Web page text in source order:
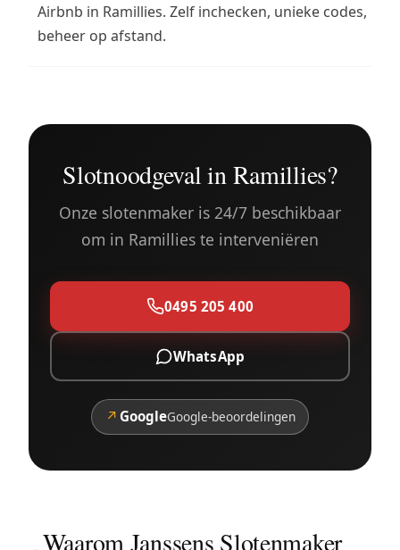
Airbnb in Ramillies. Zelf inchecken, unieke codes,
beheer op afstand.
Slotnoodgeval in Ramillies?
Onze slotenmaker is 24/7 beschikbaar
om in Ramillies te interveniëren
0495 205 400
WhatsApp
↗ GoogleGoogle-beoordelingen
Waarom Janssens Slotenmaker